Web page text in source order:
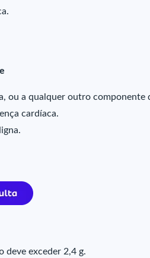
ou a qualquer outro componente
cardíaca.
deve exceder 2,4 g.